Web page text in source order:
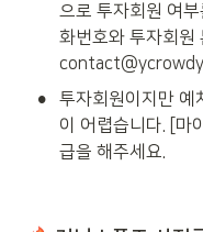
으로 투자회원 여
화번호와 투자회원
•
투자회원이지만 예
이 어렵습니다. [마
급을 해주세요.